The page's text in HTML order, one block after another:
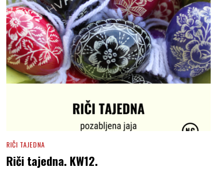
RIČI TAJEDNA
Riči tajedna. KW12.